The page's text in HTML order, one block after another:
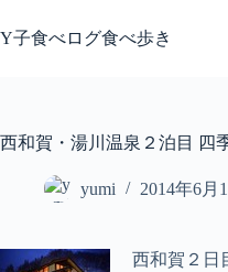
ン
ス
Y子食べログ食べ歩き
西和賀・湯川温泉２泊目 四
yumi 2014年6月
西和賀２日